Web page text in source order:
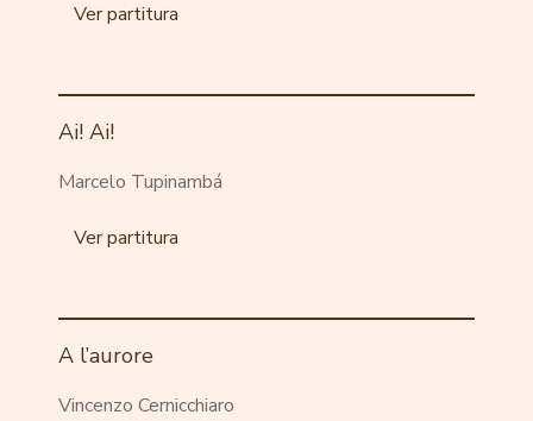
Ver partitura
Ai! Ai!
Marcelo Tupinambá
Ver partitura
A l’aurore
Vincenzo Cernicchiaro